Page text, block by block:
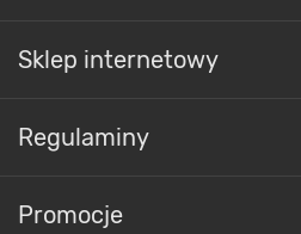
Sklep internetowy
Regulaminy
Promocje